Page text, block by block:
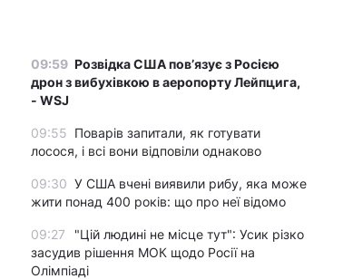
09:59 Розвідка США пов’язує з Росією
дрон з вибухівкою в аеропорту Лейпцига,
- WSJ
09:55 Поварів запитали, як готувати
лосося, і всі вони відповіли однаково
09:30 У США вчені виявили рибу, яка може
жити понад 400 років: що про неї відомо
09:27
"Цій людині не місце тут": Усик різко
засудив рішення МОК щодо Росії на
Олімпіаді